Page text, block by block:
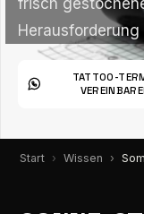
Herausforderung
Herausforderung
TATTOO-
Start Wissen